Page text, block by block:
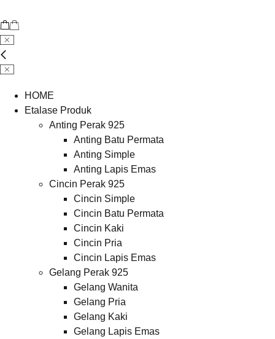
HOME
Etalase Produk
Anting Perak 925
Anting Batu Permata
Anting Simple
Anting Lapis Emas
Cincin Perak 925
Cincin Simple
Cincin Batu Permata
Cincin Kaki
Cincin Pria
Cincin Lapis Emas
Gelang Perak 925
Gelang Wanita
Gelang Pria
Gelang Kaki
Gelang Lapis Emas